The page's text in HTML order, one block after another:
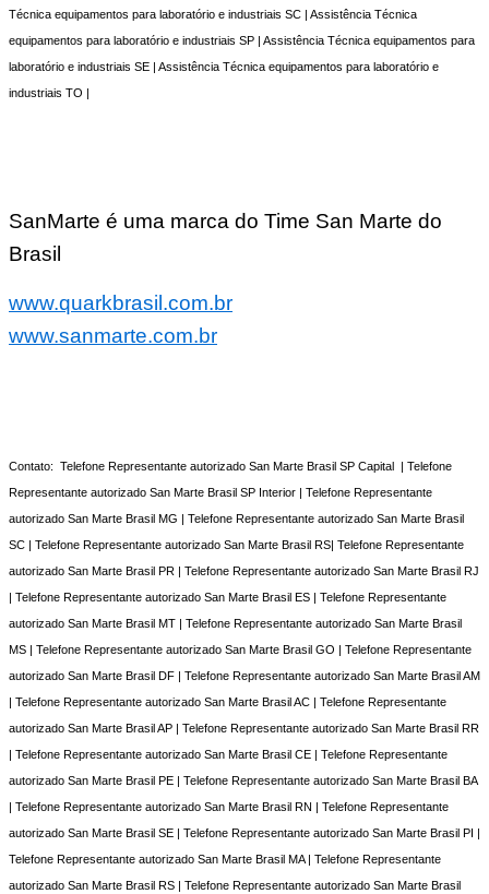
Técnica equipamentos para laboratório e industriais SC | Assistência Técnica
equipamentos para laboratório e industriais SP | Assistência Técnica equipamentos para
laboratório e industriais SE | Assistência Técnica equipamentos para laboratório e
industriais TO |
SanMarte é uma marca do Time San Marte do
Brasil
www.quarkbrasil.com.br
www.sanmarte.com.br
Contato: Telefone Representante autorizado San Marte Brasil SP Capital | Telefone
Representante autorizado San Marte Brasil SP Interior | Telefone Representante
autorizado San Marte Brasil MG | Telefone Representante autorizado San Marte Brasil
SC | Telefone Representante autorizado San Marte Brasil RS| Telefone Representante
autorizado San Marte Brasil PR | Telefone Representante autorizado San Marte Brasil RJ
| Telefone Representante autorizado San Marte Brasil ES | Telefone Representante
autorizado San Marte Brasil MT | Telefone Representante autorizado San Marte Brasil
MS | Telefone Representante autorizado San Marte Brasil GO | Telefone Representante
autorizado San Marte Brasil DF | Telefone Representante autorizado San Marte Brasil AM
| Telefone Representante autorizado San Marte Brasil AC | Telefone Representante
autorizado San Marte Brasil AP | Telefone Representante autorizado San Marte Brasil RR
| Telefone Representante autorizado San Marte Brasil CE | Telefone Representante
autorizado San Marte Brasil PE | Telefone Representante autorizado San Marte Brasil BA
| Telefone Representante autorizado San Marte Brasil RN | Telefone Representante
autorizado San Marte Brasil SE | Telefone Representante autorizado San Marte Brasil PI |
Telefone Representante autorizado San Marte Brasil MA | Telefone Representante
autorizado San Marte Brasil RS | Telefone Representante autorizado San Marte Brasil